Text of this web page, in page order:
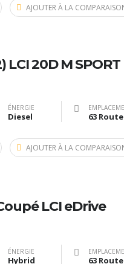
AJOUTER À LA
LCI 20D M SPORT
ÉNERGIE
Diesel
AJOUTER À LA
LCI eDrive
ÉNERGIE
Hybrid